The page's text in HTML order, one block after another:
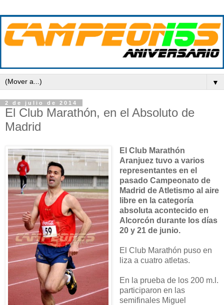
▼
2 de julio de 2014
El Club Marathón, en el Absoluto de
Madrid
El Club Marathón
Aranjuez tuvo a varios
representantes en el
pasado Campeonato de
Madrid de Atletismo al aire
libre en la categoría
absoluta acontecido en
Alcorcón durante los días
20 y 21 de junio.
El Club Marathón puso en
liza a cuatro atletas.
En la prueba de los 200 m.l.
participaron en las
semifinales Miguel